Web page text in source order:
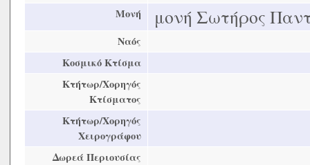
Μονή
μονή Σωτήρος
Ναός
Κοσμικό Κτίσμα
Κτήτωρ/Χορηγός
Κτίσματος
Κτήτωρ/Χορηγός
Χειρογράφου
Δωρεά Περιουσίας